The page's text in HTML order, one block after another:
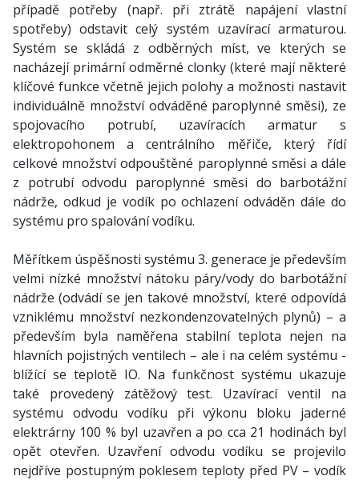
případě potřeby (např. při ztrátě napájení vlastní
spotřeby) odstavit celý systém uzavírací armaturou.
Systém se skládá z odběrných míst, ve kterých se
nacházejí primární odměrné clonky (které mají některé
klíčové funkce včetně jejich polohy a možnosti nastavit
individuálně množství odváděné paroplynné směsi), ze
spojovacího potrubí, uzavíracích armatur s
elektropohonem a centrálního měřiče, který řídí
celkové množství odpouštěné paroplynné směsi a dále
z potrubí odvodu paroplynné směsi do barbotážní
nádrže, odkud je vodík po ochlazení odváděn dále do
systému pro spalování vodíku.
Měřítkem úspěšnosti systému 3. generace je především
velmi nízké množství nátoku páry/vody do barbotážní
nádrže (odvádí se jen takové množství, které odpovídá
vzniklému množství nezkondenzovatelných plynů) – a
především byla naměřena stabilní teplota nejen na
hlavních pojistných ventilech – ale i na celém systému -
blížící se teplotě IO. Na funkčnost systému ukazuje
také provedený zátěžový test. Uzavírací ventil na
systému odvodu vodíku při výkonu bloku jaderné
elektrárny 100 % byl uzavřen a po cca 21 hodinách byl
opět otevřen. Uzavření odvodu vodíku se projevilo
nejdříve postupným poklesem teploty před PV – vodík